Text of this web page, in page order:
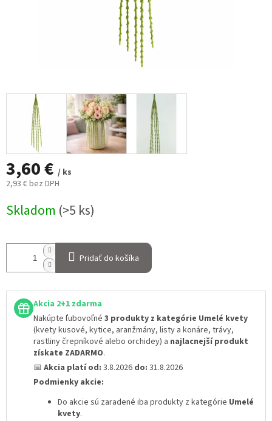
3,60 € / ks
2,93 € bez DPH
cena:
Skladom (>5 ks)
Pridať do košíka
Akcia 2+1 zdarma
Nakúpte ľubovoľné 3 produkty z kategórie Umelé kvety
(kvety kusové, kytice, aranžmány, listy a konáre, trávy,
rastliny črepníkové alebo orchidey) a najlacnejší produkt
získate ZADARMO.
📅 Akcia platí od: 3.8.2026 do: 31.8.2026
Podmienky akcie:
Do akcie sú zaradené iba produkty z kategórie Umelé
kvety.